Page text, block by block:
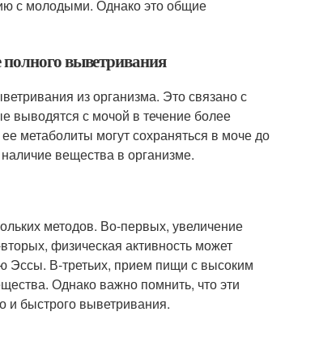
с молодыми. Однако это общие
выветривания
из организма. Это связано с
выводятся с мочой в течение более
метаболиты могут сохраняться в моче до
вещества в организме.
методов. Во-первых, увеличение
физическая активность может
Эссы. В-третьих, прием пищи с высоким
Однако важно помнить, что эти
и быстрого выветривания.